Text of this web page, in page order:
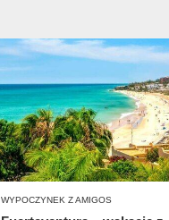
WYPOCZYNEK Z AMIGOS